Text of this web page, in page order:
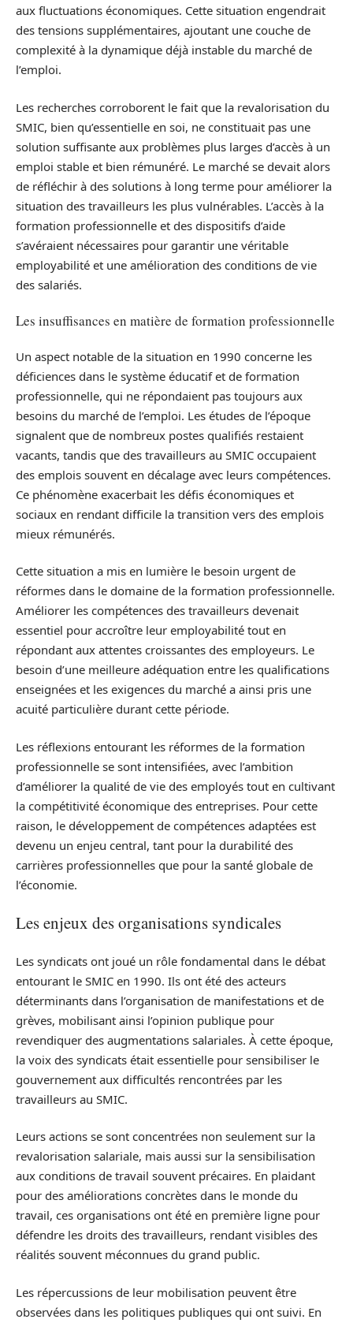
aux fluctuations économiques. Cette situation engendrait
des tensions supplémentaires, ajoutant une couche de
complexité à la dynamique déjà instable du marché de
l’emploi.
Les recherches corroborent le fait que la revalorisation du
SMIC, bien qu’essentielle en soi, ne constituait pas une
solution suffisante aux problèmes plus larges d’accès à un
emploi stable et bien rémunéré. Le marché se devait alors
de réfléchir à des solutions à long terme pour améliorer la
situation des travailleurs les plus vulnérables. L’accès à la
formation professionnelle et des dispositifs d’aide
s’avéraient nécessaires pour garantir une véritable
employabilité et une amélioration des conditions de vie
des salariés.
Les insuffisances en matière de formation professionnelle
Un aspect notable de la situation en 1990 concerne les
déficiences dans le système éducatif et de formation
professionnelle, qui ne répondaient pas toujours aux
besoins du marché de l’emploi. Les études de l’époque
signalent que de nombreux postes qualifiés restaient
vacants, tandis que des travailleurs au SMIC occupaient
des emplois souvent en décalage avec leurs compétences.
Ce phénomène exacerbait les défis économiques et
sociaux en rendant difficile la transition vers des emplois
mieux rémunérés.
Cette situation a mis en lumière le besoin urgent de
réformes dans le domaine de la formation professionnelle.
Améliorer les compétences des travailleurs devenait
essentiel pour accroître leur employabilité tout en
répondant aux attentes croissantes des employeurs. Le
besoin d’une meilleure adéquation entre les qualifications
enseignées et les exigences du marché a ainsi pris une
acuité particulière durant cette période.
Les réflexions entourant les réformes de la formation
professionnelle se sont intensifiées, avec l’ambition
d’améliorer la qualité de vie des employés tout en cultivant
la compétitivité économique des entreprises. Pour cette
raison, le développement de compétences adaptées est
devenu un enjeu central, tant pour la durabilité des
carrières professionnelles que pour la santé globale de
l’économie.
Les enjeux des organisations syndicales
Les syndicats ont joué un rôle fondamental dans le débat
entourant le SMIC en 1990. Ils ont été des acteurs
déterminants dans l’organisation de manifestations et de
grèves, mobilisant ainsi l’opinion publique pour
revendiquer des augmentations salariales. À cette époque,
la voix des syndicats était essentielle pour sensibiliser le
gouvernement aux difficultés rencontrées par les
travailleurs au SMIC.
Leurs actions se sont concentrées non seulement sur la
revalorisation salariale, mais aussi sur la sensibilisation
aux conditions de travail souvent précaires. En plaidant
pour des améliorations concrètes dans le monde du
travail, ces organisations ont été en première ligne pour
défendre les droits des travailleurs, rendant visibles des
réalités souvent méconnues du grand public.
Les répercussions de leur mobilisation peuvent être
observées dans les politiques publiques qui ont suivi. En